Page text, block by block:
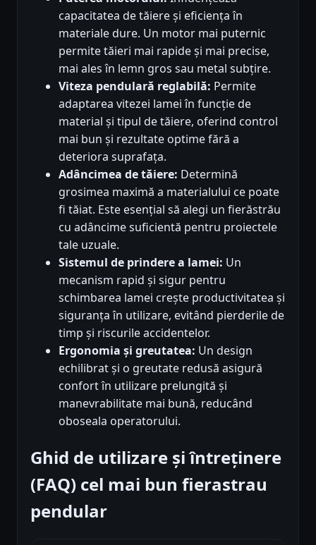
capacitatea de tăiere și eficiența în
materiale dure. Un motor mai puternic
permite tăieri mai rapide și mai precise,
mai ales în lemn gros sau metal subțire.
Viteza pendulară reglabilă: Permite
adaptarea vitezei lamei în funcție de
material și tipul de tăiere, oferind control
mai bun și rezultate optime fără a
deteriora suprafața.
Adâncimea de tăiere: Determină
grosimea maximă a materialului ce poate
fi tăiat. Este esențial să alegi un fierăstrău
cu adâncime suficientă pentru proiectele
tale uzuale.
Sistemul de prindere a lamei: Un
mecanism rapid și sigur pentru
schimbarea lamei crește productivitatea și
siguranța în utilizare, evitând pierderile de
timp și riscurile accidentelor.
Ergonomia și greutatea: Un design
echilibrat și o greutate redusă asigură
confort în utilizare prelungită și
manevrabilitate mai bună, reducând
oboseala operatorului.
Ghid de utilizare și întreținere
(FAQ) cel mai bun fierastrau
pendular